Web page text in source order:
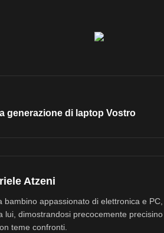
generazione di laptop Vostro
Atzeni
bambino appassionato di elettronica e
lui, dimostrandosi precocemente
teme confronti.